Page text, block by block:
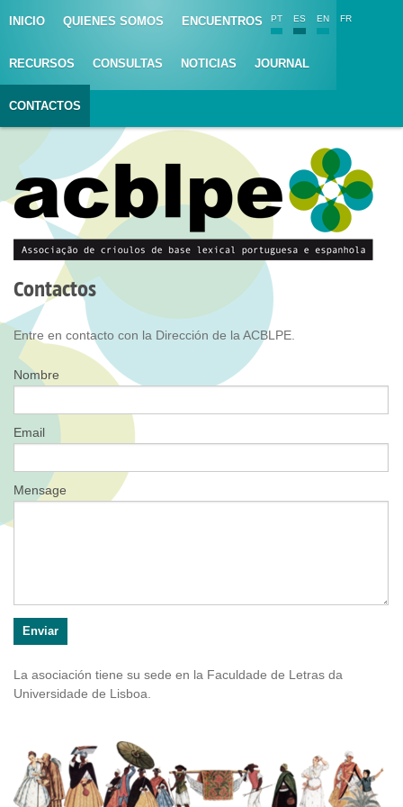
INICIO QUIENES SOMOS ENCUENTROS
RECURSOS CONSULTAS NOTICIAS JOURNAL
CONTACTOS
PT ES EN FR
Contactos
Entre en contacto con la Dirección de la ACBLPE.
Nombre
Email
Mensage
La asociación tiene su sede en la Faculdade de Letras da
Universidade de Lisboa.